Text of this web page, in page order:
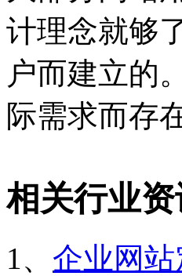
计理念就够
户而建立的
际需求而存
相关行业
1、 企业网